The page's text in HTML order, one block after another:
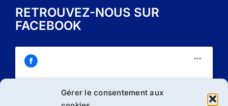
Gérer le consentement aux
RETROUVEZ-NOUS SUR
FACEBOOK
Cliquez sur « J’accepte » pour activer